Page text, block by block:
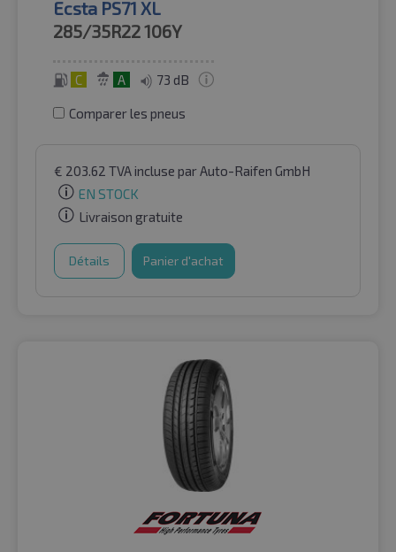
Ecsta PS71 XL
285/35R22106Y
C A 73 dB
Comparer les pneus
€ 203.62 TVA incluse par Auto-Raifen GmbH
EN STOCK
Livraison gratuite
Détails Panier d'achat